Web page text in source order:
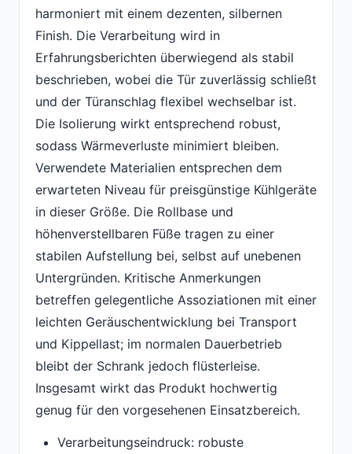
harmoniert mit einem dezenten, silbernen
Finish. Die Verarbeitung wird in
Erfahrungsberichten überwiegend als stabil
beschrieben, wobei die Tür zuverlässig schließt
und der Türanschlag flexibel wechselbar ist.
Die Isolierung wirkt entsprechend robust,
sodass Wärmeverluste minimiert bleiben.
Verwendete Materialien entsprechen dem
erwarteten Niveau für preisgünstige Kühlgeräte
in dieser Größe. Die Rollbase und
höhenverstellbaren Füße tragen zu einer
stabilen Aufstellung bei, selbst auf unebenen
Untergründen. Kritische Anmerkungen
betreffen gelegentliche Assoziationen mit einer
leichten Geräuschentwicklung bei Transport
und Kippellast; im normalen Dauerbetrieb
bleibt der Schrank jedoch flüsterleise.
Insgesamt wirkt das Produkt hochwertig
genug für den vorgesehenen Einsatzbereich.
Verarbeitungseindruck: robuste